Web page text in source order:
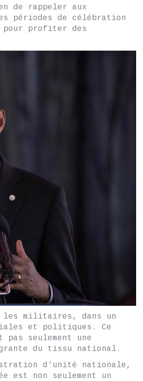
de rappeler aux
périodes de célébration
pour profiter des
les militaires, dans un
et politiques. Ce
seulement une
du tissu national.
d’unité nationale,
est non seulement un